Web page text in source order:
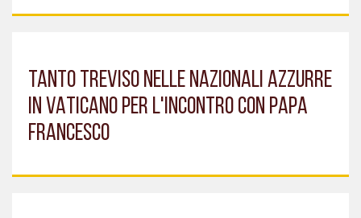
TANTO TREVISO NELLE NAZIONALI AZZURRE
IN VATICANO PER L'INCONTRO CON PAPA
FRANCESCO